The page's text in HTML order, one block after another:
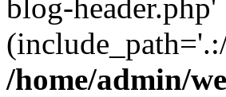
blog-header.php'
/home/admin/